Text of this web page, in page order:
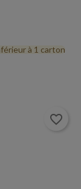
à 1 carton
favorite_border